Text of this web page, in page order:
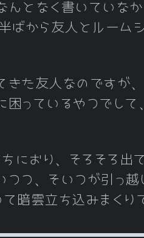
んとなく書いていなか
ばから友人とルーム
きた友人なのですが
困っているやつでして
におり、そろそろ出
つつ、そいつが引っ越
て暗雲立ち込みまくり